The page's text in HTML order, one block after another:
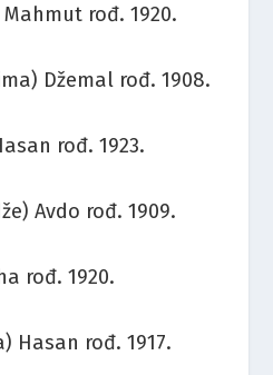
rođ. 1920.
Džemal rođ. 1908.
rođ. 1923.
Avdo rođ. 1909.
rođ. 1920.
Hasan rođ. 1917.